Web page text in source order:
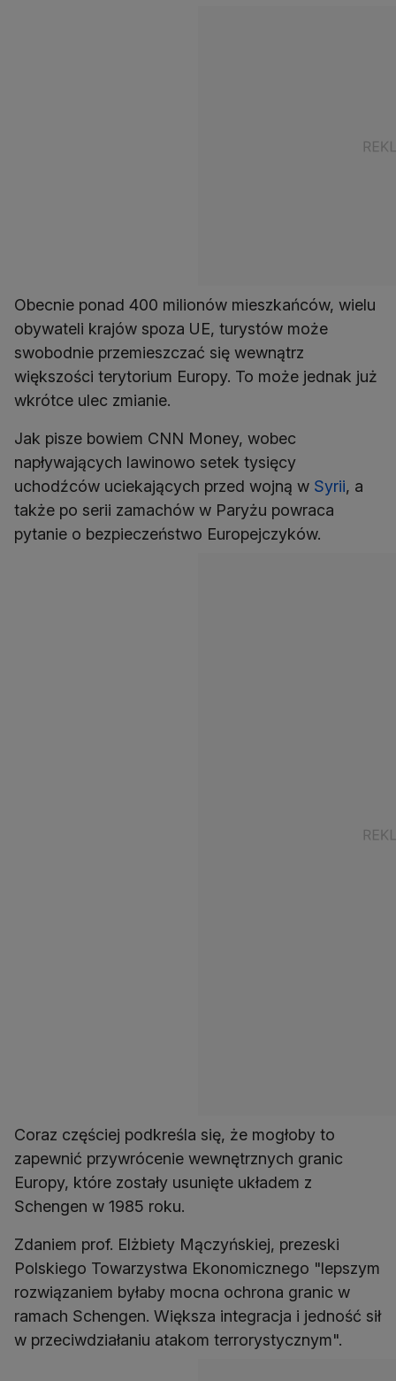
Obecnie ponad 400 milionów mieszkańców, wielu
obywateli krajów spoza UE, turystów może
swobodnie przemieszczać się wewnątrz
większości terytorium Europy. To może jednak już
wkrótce ulec zmianie.
Jak pisze bowiem CNN Money, wobec
napływających lawinowo setek tysięcy
uchodźców uciekających przed wojną w Syrii, a
także po serii zamachów w Paryżu powraca
pytanie o bezpieczeństwo Europejczyków.
Coraz częściej podkreśla się, że mogłoby to
zapewnić przywrócenie wewnętrznych granic
Europy, które zostały usunięte układem z
Schengen w 1985 roku.
Zdaniem prof. Elżbiety Mączyńskiej, prezeski
Polskiego Towarzystwa Ekonomicznego "lepszym
rozwiązaniem byłaby mocna ochrona granic w
ramach Schengen. Większa integracja i jedność sił
w przeciwdziałaniu atakom terrorystycznym".